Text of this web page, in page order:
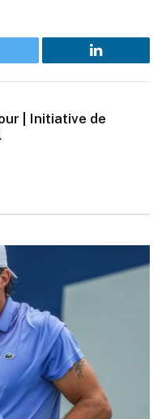
LinkedIn
| Initiative de